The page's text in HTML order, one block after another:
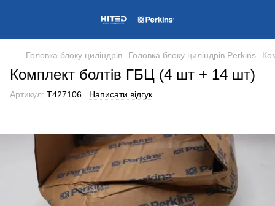
Головка блоку циліндрів Головка блоку циліндрів Perkins
Комплект болтів ГБЦ (4 шт + 14 шт)
Артикул: T427106 Написати відгук